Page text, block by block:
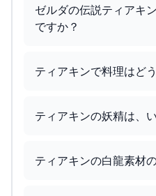
ゼルダの伝説ティアキ
ですか？
ティアキンで料理はど
ティアキンの妖精は、
ティアキンの白龍素材